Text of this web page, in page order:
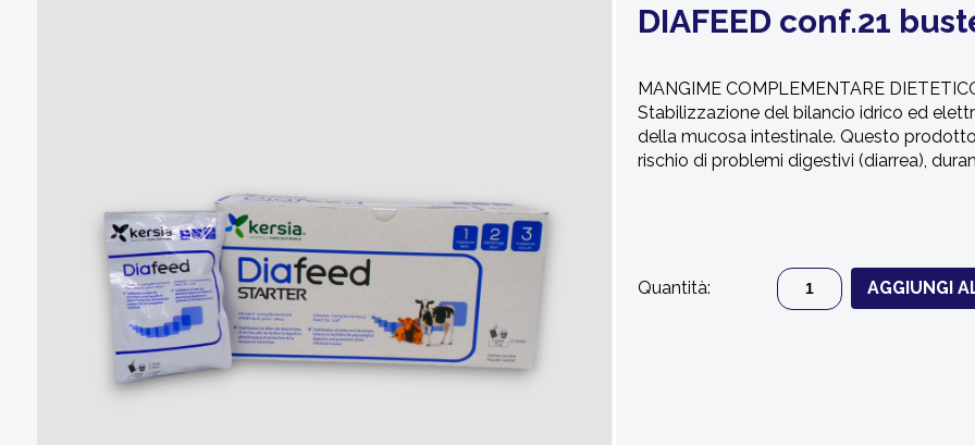
DIAFEED conf.21
MANGIME COMPLEMENTARE
Stabilizzazione del bilancio idrico ed
della mucosa intestinale. Questo
rischio di problemi digestivi (diarrea),
Quantità: AGGIUNGI